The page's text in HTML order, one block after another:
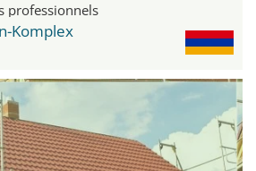
professionnels
Komplex